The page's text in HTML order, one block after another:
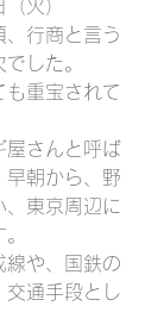
火）
、行商と言う
した。
も重宝されて
屋さんと呼ば
早朝から、野
、東京周辺に
線や、国鉄の
交通手段とし